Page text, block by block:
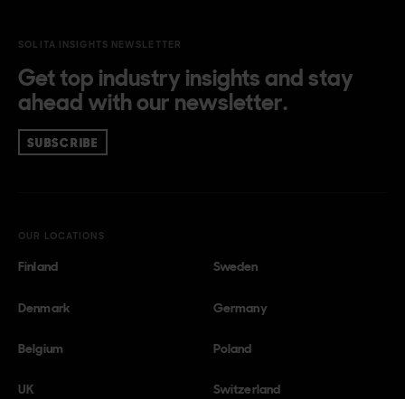
SOLITA INSIGHTS NEWSLETTER
Get top industry insights and stay
ahead with our newsletter.
SUBSCRIBE
OUR LOCATIONS
Finland Sweden
Denmark Germany
Belgium Poland
UK Switzerland